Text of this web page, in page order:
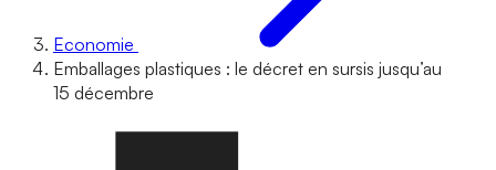
Economie
Emballages plastiques : le décret en sursis jusqu’au
15 décembre